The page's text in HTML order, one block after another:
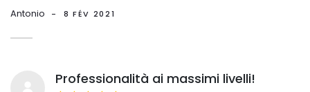
Antonio - 8 FÉV 2021
Professionalità ai massimi livelli!